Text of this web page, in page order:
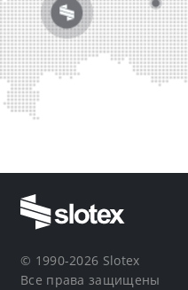
© 1990-2026 Slotex
Все права защищены